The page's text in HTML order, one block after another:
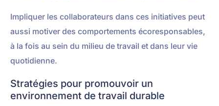
Impliquer les collaborateurs dans ces initiatives peut
aussi motiver des comportements écoresponsables,
à la fois au sein du milieu de travail et dans leur vie
quotidienne.
Stratégies pour promouvoir un
environnement de travail durable